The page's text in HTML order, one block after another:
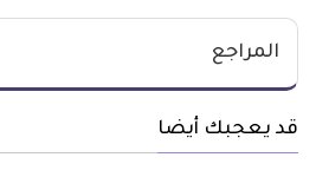
المراجع
قد يعجبك أيضا